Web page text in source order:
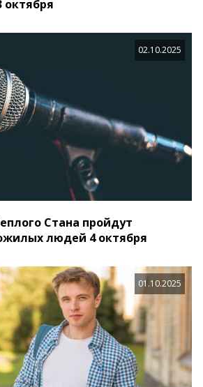
октября
02.10.2025
Стана пройдут
людей 4 октября
01.10.2025